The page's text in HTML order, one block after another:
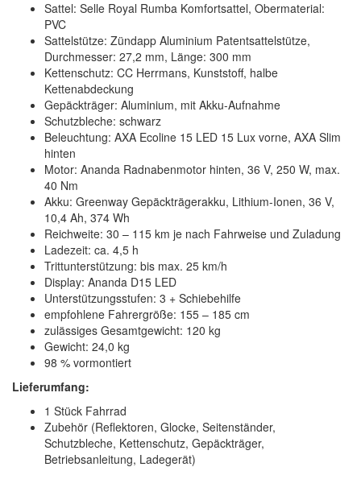
Sattel: Selle Royal Rumba Komfortsattel, Obermaterial:
PVC
Sattelstütze: Zündapp Aluminium Patentsattelstütze,
Durchmesser: 27,2 mm, Länge: 300 mm
Kettenschutz: CC Herrmans, Kunststoff, halbe
Kettenabdeckung
Gepäckträger: Aluminium, mit Akku-Aufnahme
Schutzbleche: schwarz
Beleuchtung: AXA Ecoline 15 LED 15 Lux vorne, AXA Slim
hinten
Motor: Ananda Radnabenmotor hinten, 36 V, 250 W, max.
40 Nm
Akku: Greenway Gepäckträgerakku, Lithium-Ionen, 36 V,
10,4 Ah, 374 Wh
Reichweite: 30 – 115 km je nach Fahrweise und Zuladung
Ladezeit: ca. 4,5 h
Trittunterstützung: bis max. 25 km/h
Display: Ananda D15 LED
Unterstützungsstufen: 3 + Schiebehilfe
empfohlene Fahrergröße: 155 – 185 cm
zulässiges Gesamtgewicht: 120 kg
Gewicht: 24,0 kg
98 % vormontiert
Lieferumfang:
1 Stück Fahrrad
Zubehör (Reflektoren, Glocke, Seitenständer,
Schutzbleche, Kettenschutz, Gepäckträger,
Betriebsanleitung, Ladegerät)